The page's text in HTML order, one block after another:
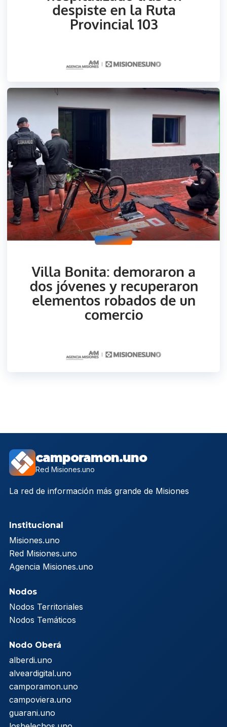
camporamon.uno
Red Misiones.uno
La red de información más grande de Misiones
Institucional
Misiones.uno
Red Misiones.uno
Agencia Misiones.uno
Nodos
Nodos Territoriales
Nodos Temáticos
Nodo Oberá
alberdi.uno
alveardigital.uno
camporamon.uno
campoviera.uno
guarani.uno